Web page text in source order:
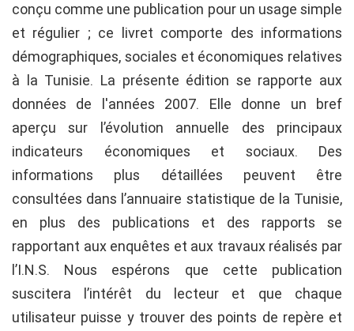
conçu comme une publication pour un usage simple
et régulier ; ce livret comporte des informations
démographiques, sociales et économiques relatives
à la Tunisie. La présente édition se rapporte aux
données de l'années 2007. Elle donne un bref
aperçu sur l’évolution annuelle des principaux
indicateurs économiques et sociaux. Des
informations plus détaillées peuvent être
consultées dans l’annuaire statistique de la Tunisie,
en plus des publications et des rapports se
rapportant aux enquêtes et aux travaux réalisés par
l’I.N.S. Nous espérons que cette publication
suscitera l’intérêt du lecteur et que chaque
utilisateur puisse y trouver des points de repère et